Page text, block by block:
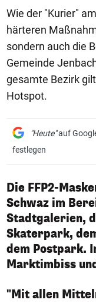
Wie der "Kurier"
härteren
sondern auch die
Gemeinde
gesamte Bezirk
Hotspot.
"Heute"auf
festlegen
Die FFP2-
Schwaz im
Stadtgalerien,
Skaterpark,
dem Postpark.
Marktimbiss
"Mit allen